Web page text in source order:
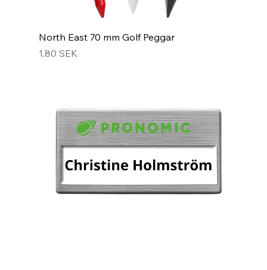
North East 70 mm Golf Peggar
Prix
1,80 SEK